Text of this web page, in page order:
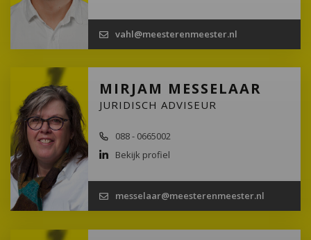
vahl@meesterenmeester.nl
MIRJAM MESSELAAR
JURIDISCH ADVISEUR
088 - 0665002
Bekijk profiel
messelaar@meesterenmeester.nl